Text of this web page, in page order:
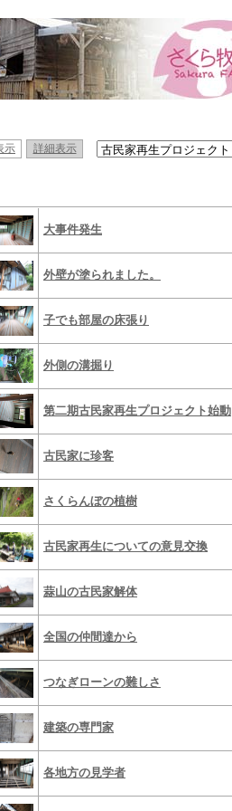
示 詳細表示
大事件発生
外壁が塗られました。
子でも部屋の床張り
外側の溝掘り
第二期古民家再生プロジェクト始動
古民家に珍客
さくらんぼの植樹
古民家再生についての意見交換
蒜山の古民家解体
全国の仲間達から
つなぎローンの難しさ
建築の専門家
各地方の見学者